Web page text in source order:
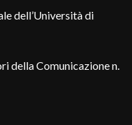
dell’Università di
della Comunicazione n.